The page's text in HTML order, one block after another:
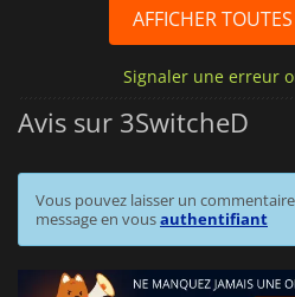
AFFICHER
Signaler une erreur
Avis sur 3SwitcheD
Vous pouvez laisser un
message en vousauthentifiant